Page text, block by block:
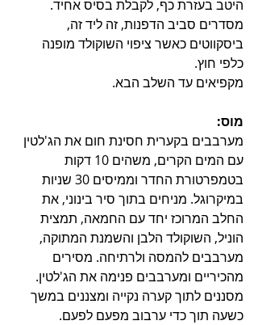
היטב בעזרת כף, לקבלת בסיס אחיד.
מסדרים סביב הדפנות, זה ליד זה,
ביסקווטים כאשר ציפוי השוקולד מופנה
כלפי חוץ.
מקפיאים עד השלב הבא.
מוס:
מערבבים בקערית חסינת חום את הג'לטין
עם המים הקרים, משהים 10 דקות
בטמפרטורת החדר וממיסים 30 שניות
במיקרוגל. מניחים בתוך סיר בינוני, את
החלב המרוכז יחד עם החמאה, תמצית
הוניל, השוקולד הלבן והשמנת המתוקה,
מערבבים להמסה ולרתיחה. מסירים
מהכיריים ומערבבים פנימה את הג'לטין.
מסננים לתוך קערה נקייה ומצננים במשך
כשעה תוך כדי ערבוב מפעם לפעם.